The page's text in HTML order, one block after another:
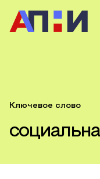
Ключевое слово